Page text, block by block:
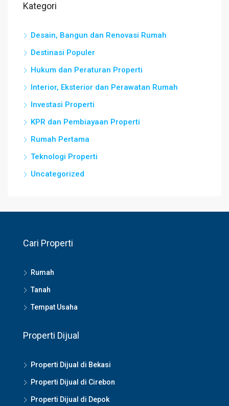
Kategori
Desain, Bangun dan Renovasi Rumah
Destinasi Populer
Hukum dan Peraturan Properti
Interior, Eksterior dan Perawatan Rumah
Investasi Properti
KPR dan Pembiayaan Properti
Rumah Pertama
Teknologi Properti
Uncategorized
Cari Properti
Rumah
Tanah
Tempat Usaha
Properti Dijual
Properti Dijual di Bekasi
Properti Dijual di Cirebon
Properti Dijual di Depok